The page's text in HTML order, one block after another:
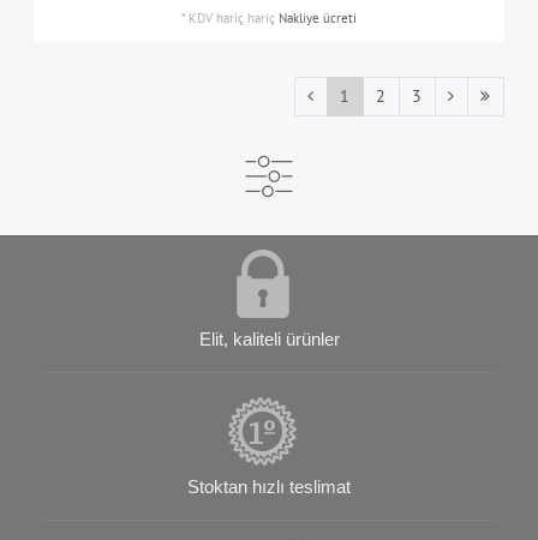
* KDV hariç hariç Nakliye ücreti
1 2 3
Elit, kaliteli ürünler
Stoktan hızlı teslimat